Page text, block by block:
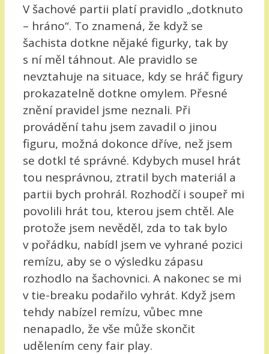
V šachové partii platí pravidlo „dotknuto
– hráno“. To znamená, že když se
šachista dotkne nějaké figurky, tak by
s ní měl táhnout. Ale pravidlo se
nevztahuje na situace, kdy se hráč figury
prokazatelně dotkne omylem. Přesné
znění pravidel jsme neznali. Při
provádění tahu jsem zavadil o jinou
figuru, možná dokonce dříve, než jsem
se dotkl té správné. Kdybych musel hrát
tou nesprávnou, ztratil bych materiál a
partii bych prohrál. Rozhodčí i soupeř mi
povolili hrát tou, kterou jsem chtěl. Ale
protože jsem nevěděl, zda to tak bylo
v pořádku, nabídl jsem ve vyhrané pozici
remízu, aby se o výsledku zápasu
rozhodlo na šachovnici. A nakonec se mi
v tie-breaku podařilo vyhrát. Když jsem
tehdy nabízel remízu, vůbec mne
nenapadlo, že vše může skončit
udělením ceny fair play.